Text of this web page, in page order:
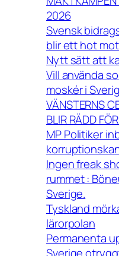
2026
Svensk
blir ett hot
Nytt sätt att
Vill använda
moskér i
VÄNSTERNS
BLIR RÄDD
MP Politiker
Ingen freak
rummet :
Sverige.
Tyskland
lärorpolan
Permanenta
Sverige